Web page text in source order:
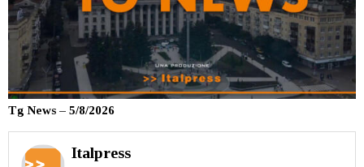
Tg News – 5/8/2026
Italpress